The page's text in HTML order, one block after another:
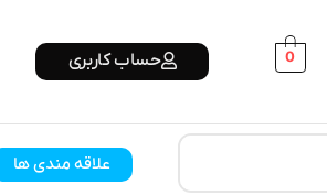
0 حساب کاربری
علاقه مندی ها